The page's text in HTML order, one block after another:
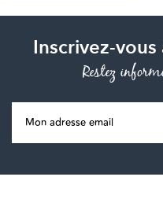
Inscrivez-
Restez